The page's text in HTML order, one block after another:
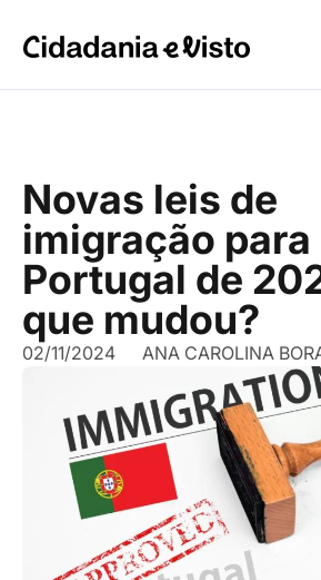
Novas leis de
imigração para
Portugal de
que mudou?
02/11/2024 ANA CAROLINA